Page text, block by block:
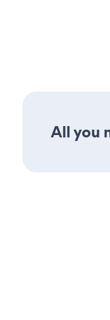
All you